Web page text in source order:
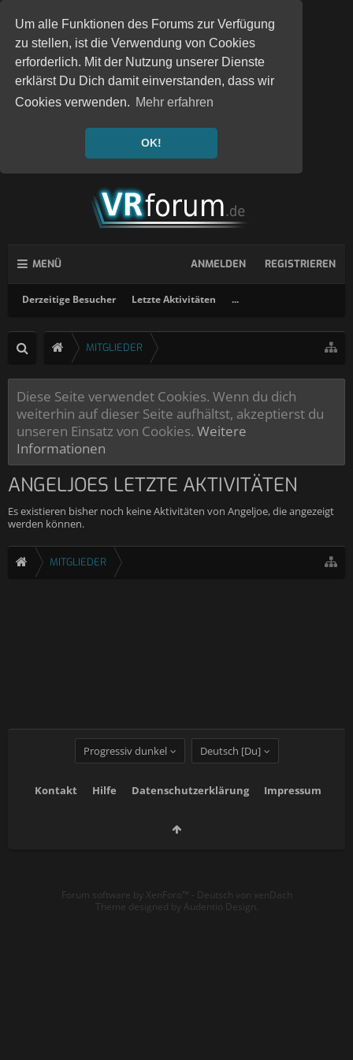
Um alle Funktionen des Forums zur Verfügung
zu stellen, ist die Verwendung von Cookies
erforderlich. Mit der Nutzung unserer Dienste
erklärst Du Dich damit einverstanden, dass wir
Cookies verwenden. Mehr erfahren
OK!
MENÜ
Derzeitige Besucher Letzte Aktivitäten ...
ANMELDEN REGISTRIEREN
MITGLIEDER
Diese Seite verwendet Cookies. Wenn du dich
weiterhin auf dieser Seite aufhältst, akzeptierst du
unseren Einsatz von Cookies. Weitere
Informationen
ANGELJOES LETZTE AKTIVITÄTEN
Es existieren bisher noch keine Aktivitäten von Angeljoe, die angezeigt
werden können.
MITGLIEDER
Progressiv dunkel Deutsch [Du]
Kontakt Hilfe Datenschutzerklärung Impressum
Forum software by XenForo™ - Deutsch von xenDach
Theme designed by Audentio Design.